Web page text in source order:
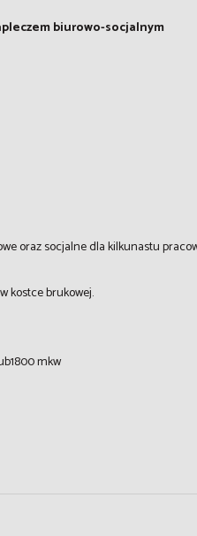
biurowo-socjalnym
oraz socjalne dla kilkunastu
kostce brukowej.
mkw